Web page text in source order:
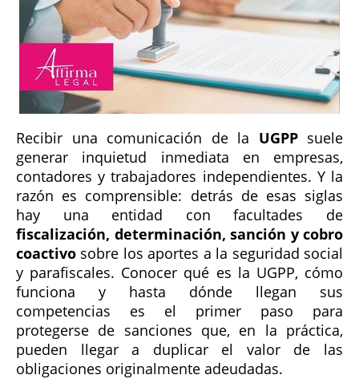
Recibir una comunicación de la UGPPsuele
generar inquietud inmediata en empresas,
contadores y trabajadores independientes. Y la
razón es comprensible: detrás de esas siglas
hay una entidad con facultades de
fiscalización, determinación, sanción y cobro
coactivo sobre los aportes a la seguridad social
y parafiscales. Conocer qué es la UGPP, cómo
funciona y hasta dónde llegan sus
competencias es el primer paso para
protegerse de sanciones que, en la práctica,
pueden llegar a duplicar el valor de las
obligaciones originalmente adeudadas.